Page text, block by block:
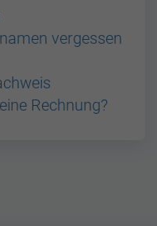
vergessen
Rechnung?